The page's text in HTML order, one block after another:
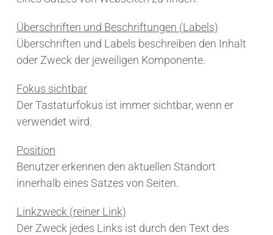
Überschriften und Beschriftungen (Labels)
Überschriften und Labels beschreiben den Inhalt
oder Zweck der jeweiligen Komponente.
Fokus sichtbar
Der Tastaturfokus ist immer sichtbar, wenn er
verwendet wird.
Position
Benutzer erkennen den aktuellen Standort
innerhalb eines Satzes von Seiten.
Linkzweck (reiner Link)
Der Zweck jedes Links ist durch den Text des